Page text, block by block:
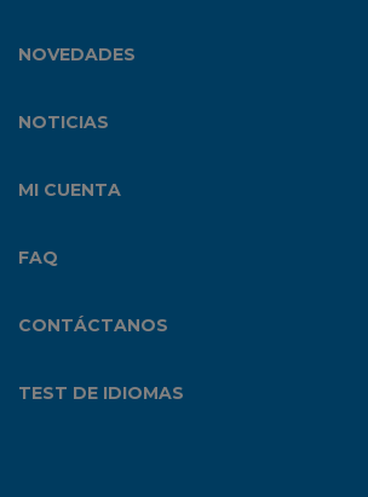
NOVEDADES
NOTICIAS
MI CUENTA
FAQ
CONTÁCTANOS
TEST DE IDIOMAS